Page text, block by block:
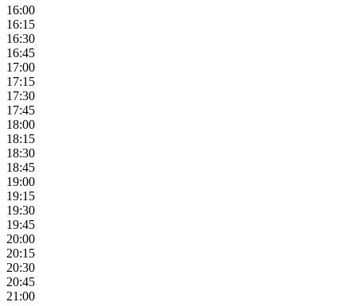
16:00
16:15
16:30
16:45
17:00
17:15
17:30
17:45
18:00
18:15
18:30
18:45
19:00
19:15
19:30
19:45
20:00
20:15
20:30
20:45
21:00